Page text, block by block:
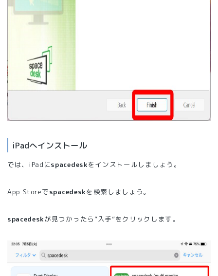
iPadへインストール
では、iPadにspacedeskをインストールしましょう。
App Storeでspacedeskを検索しましょう。
spacedeskが見つかったら”入手”をクリックします。